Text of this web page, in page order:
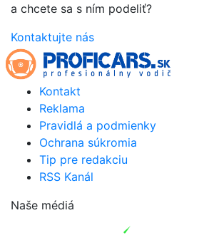
a chcete sa s ním podeliť?
Kontaktujte nás
Kontakt
Reklama
Pravidlá a podmienky
Ochrana súkromia
Tip pre redakciu
RSS Kanál
Naše médiá